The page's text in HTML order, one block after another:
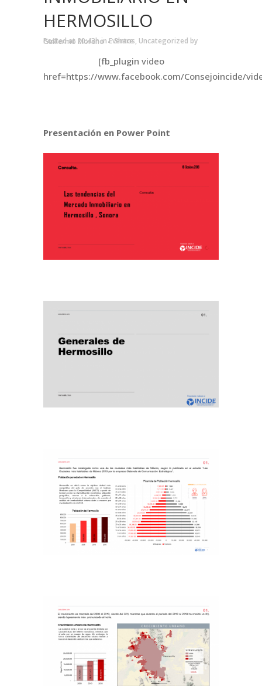
HERMOSILLO
Posted at 20:43hinEventos, Uncategorized by
Guillermo Moreno Share
[fb_plugin video
href=https://www.facebook.com/Consejoincide/
Presentación en Power Point